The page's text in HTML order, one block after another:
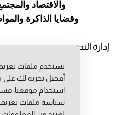
والاقتصاد
وقضايا الذاكرة
إدارة التحرير
رئيس التحرير: عبد
رئيس التحرير
مديرة
نستخدم ملفات
أفضل تجربة لك على
استخدام موقعنا،
سياسة ملفات تعريف